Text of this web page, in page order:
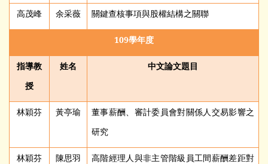
高茂峰 余采薇 關鍵查核事項與股權結構之關聯
109學年度
指導教
授
姓名 中文論文題目
林穎芬 黃亭瑜
董事薪酬、審計委員會對關係人交易影響之
研究
林穎芬 陳思羽
高階經理人與非主管階級員工間薪酬差距對